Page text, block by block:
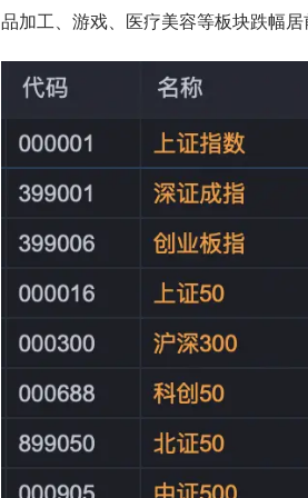
品加工、游戏、医疗美容等板块跌幅